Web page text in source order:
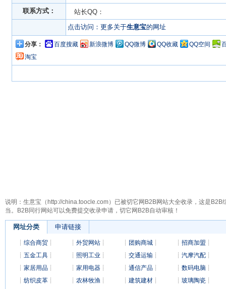
联系方式：
站长QQ：
点击访问：更多关于生意宝的网址
分享： 百度搜藏 新浪微博 QQ微博 QQ收藏 QQ空间
淘宝
说明：生意宝（http://china.toocle.com）已被切它网B2B网站大全收录，这是
当。B2B同行网站可以免费提交收录申请，切它网B2B自动审核！
网址分类 申请链接
┊ 综合商贸 ┊ ┊ 外贸网站 ┊ ┊ 团购商城 ┊ ┊ 招商加盟 ┊
┊ 五金工具 ┊ ┊ 照明工业 ┊ ┊ 交通运输 ┊ ┊ 汽摩汽配┊
┊ 家居用品 ┊ ┊ 家用电器 ┊ ┊ 通信产品 ┊ ┊ 数码电脑 ┊
┊ 纺织皮革 ┊ ┊ 农林牧渔 ┊ ┊ 建筑建材 ┊ ┊ 玻璃陶瓷┊